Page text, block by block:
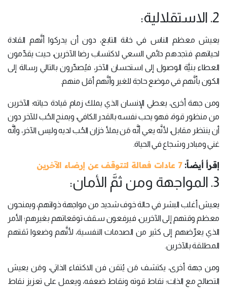
2. الاستقلالية:
يعيش معظم الناس في خانة التابع، دون أن يدركوا أنَّهم القادة
لحياتهم، فتجدهم دائمي السعي لاكتساب رضا الآخرين، حيث يقدِّمون
العطاء بنيَّة الوصول إلى استحسان الآخر، فيُصدِّرون بالتالي رسالة إلى
الكون بأنَّهم في موضع حاجة للغير وأنَّهم أقل منهم.
ومن جهة أخرى، يعطي الإنسان الذي يملك زمام قيادة حياته؛ الآخرين
من منظور قوة، فهو يحب نفسه بالقدر الكافي، ويمنح الحُب للآخر دون
أن ينتظر مقابل، لأنَّه يعي أنَّه مَن يملأ خزان الحُب لديه وليس الآخر، وأنَّه
غني ومبادر وشجاع في الحياة.
إقرأ أيضاً:7 عادات فعالة لتتوقف عن إرضاء الآخرين
3. المواجهة ومن ثمَّ الأمان:
يعيش أغلب البشر في حالة خوف شديد من مواجهة ذواتهم، ويمنحون
معظم وقتهم إلى الآخرين، فيرفعون سقف توقعاتهم بغيرهم؛ الأمر
الذي يعرِّضهم إلى كثير من الصدمات النفسية، لأنَّهم وضعوا ثقتهم
المطلقة بالآخرين.
ومن جهة أخرى، يكتشف مَن يُتقن فن الاكتفاء الذاتي، ومَن يعيش
التصالح مع الذات؛ نقاط قوته ونقاط ضعفه، ويعمل على تعزيز نقاط